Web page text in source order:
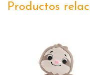
Productos